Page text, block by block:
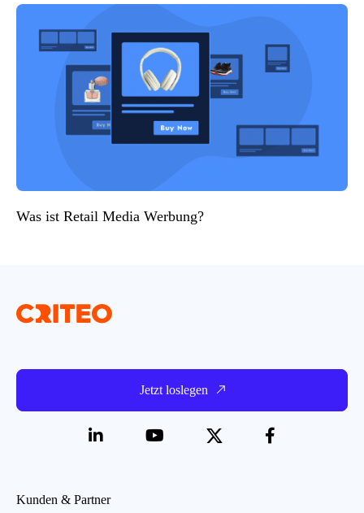
Was ist Retail Media Werbung?
Jetzt loslegen
Kunden & Partner